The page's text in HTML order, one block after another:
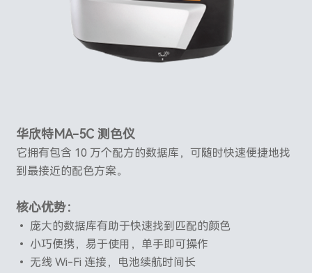
华欣特MA-5C 测色仪
它拥有包含 10 万个配方的数据库，可随时快速便捷地找
到最接近的配色方案。
核心优势：
• 庞大的数据库有助于快速找到匹配的颜色
• 小巧便携，易于使用，单手即可操作
• 无线 Wi-Fi 连接，电池续航时间长